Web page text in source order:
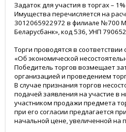
Задаток для участия в торгах –
Имущества перечисляется на
3012065922972 в филиале №700
Беларусбанк», код 536, УНП
Торги проводятся в соответствии
«Об экономической
Победитель торгов возмещает
организацией и проведением
В случае признания торгов
подачей заявления на участие в
участником продажи предмета
при его согласии предлагается
начальной цене, увеличенной на